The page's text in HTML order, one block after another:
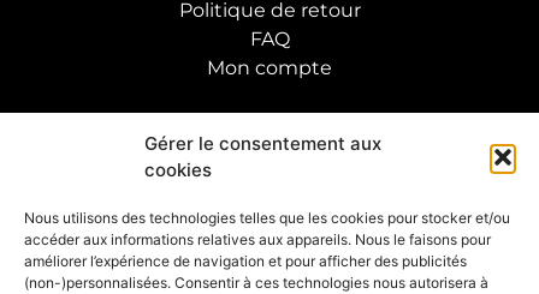
Gérer le consentement aux
cookies
Nous utilisons des technologies telles que les cookies pour stocker et/ou
accéder aux informations relatives aux appareils. Nous le faisons pour
améliorer l’expérience de navigation et pour afficher des publicités
(non-)personnalisées. Consentir à ces technologies nous autorisera à
Politique de retour
FAQ
Mon compte
SUIVRE L'ARTISTE
S'INSCRIRE À LA NEWSLETTERS
OK